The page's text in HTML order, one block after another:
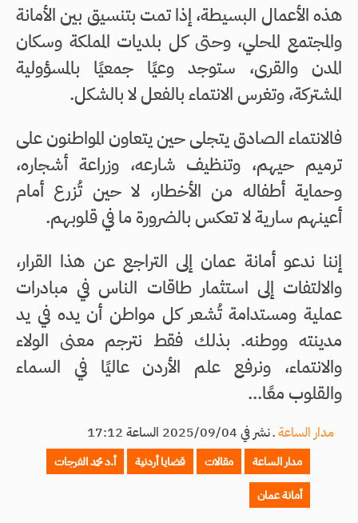
هذه الأعمال البسيطة، إذا تمت بتنسيق بين الأمانة
والمجتمع المحلي، وحتى كل بلديات المملكة وسكان
المدن والقرى، ستوجد وعيًا جمعيًا بالمسؤولية
المشتركة، وتغرس الانتماء بالفعل لا بالشكل.
فالانتماء الصادق يتجلى حين يتعاون المواطنون على
ترميم حيهم، وتنظيف شارعه، وزراعة أشجاره،
وحماية أطفاله من الأخطار، لا حين تُزرع أمام
أعينهم سارية لا تعكس بالضرورة ما في قلوبهم.
إننا ندعو أمانة عمان إلى التراجع عن هذا القرار،
والالتفات إلى استثمار طاقات الناس في مبادرات
عملية ومستدامة تُشعر كل مواطن أن يده في يد
مدينته ووطنه. بذلك فقط نترجم معنى الولاء
والانتماء، ونرفع علم الأردن عاليًا في السماء
والقلوب معًا...
مدار الساعةـنشر في 2025/09/04 الساعة 17:12
مدار الساعة مقالات قضايا أردنية
أ.د محمد الفرجات
أمانة عمان